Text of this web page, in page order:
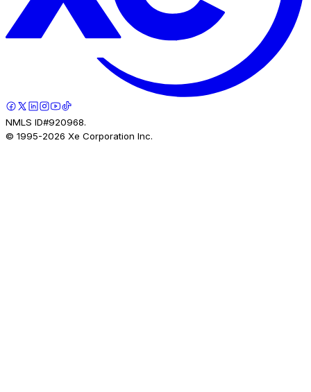
NMLS ID#920968.
© 1995-2026 Xe Corporation Inc.